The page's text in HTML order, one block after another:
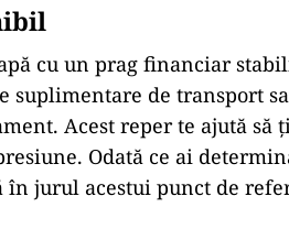
care îți construiești